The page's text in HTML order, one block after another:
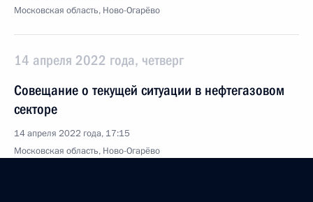
Московская область, Ново-Огарёво
14 апреля 2022 года, четверг
Совещание о текущей ситуации в нефтегазовом
секторе
14 апреля 2022 года, 17:15
Московская область, Ново-Огарёво